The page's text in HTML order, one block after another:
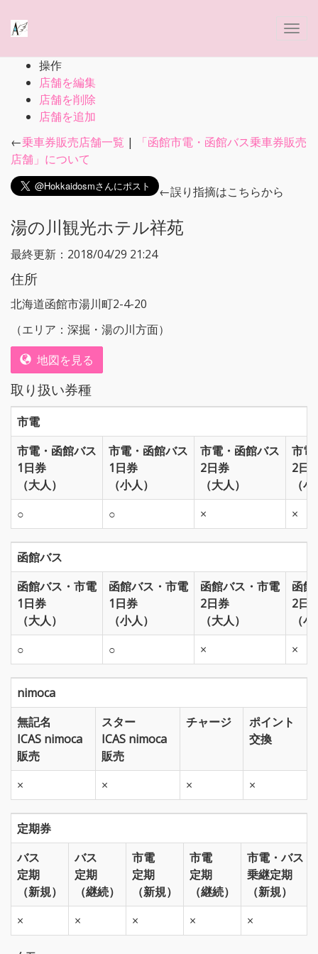
操作
店舗を編集
店舗を削除
店舗を追加
←乗車券販売店舗一覧 |
「函館市電・函館バス乗車券販売
店舗」について
←誤り指摘はこちらから
湯の川観光ホテル祥苑
最終更新：2018/04/29 21:24
住所
北海道函館市湯川町2-4-20
（エリア：深掘・湯の川方面）
地図を見る
取り扱い券種
市電
市電・函館バス
1日券
（大人）
市電・函館バス
1日券
（小人）
市電・函館バス
2日券
（大人）
市電
2日
（
○
○ × ×
函館バス
函館バス・市電
1日券
（大人）
函館バス・市電
1日券
（小人）
函館バス・市電
2日券
（大人）
函館
2日
（
○
○ × ×
nimoca
無記名
ICAS nimoca
販売
スター
ICAS nimoca
販売
チャージ
ポイント
交換
× × × ×
定期券
バス
定期
（新規）
バス
定期
（継続）
市電
定期
（新規）
市電
定期
（継続）
市電・バス
乗継定期
（新規）
×
× × × ×